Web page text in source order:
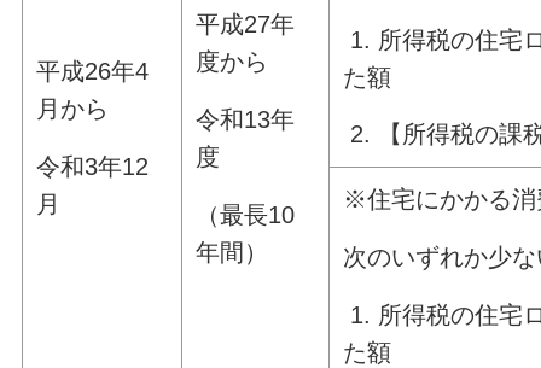
平成26年4
月から
令和3年12
月
平成27年
度から
令和13年
度
（最長10
年間）
1. 所得税の住宅
た額
2. 【所得税の課
※住宅にかかる消
次のいずれか少
1. 所得税の住宅
た額